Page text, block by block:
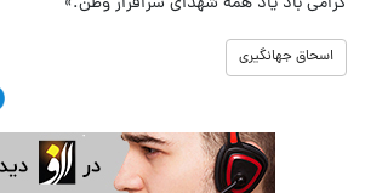
اسحاق جهانگیری